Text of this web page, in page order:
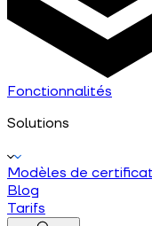
Fonctionnalités
Solutions
Modèles de
Blog
Tarifs